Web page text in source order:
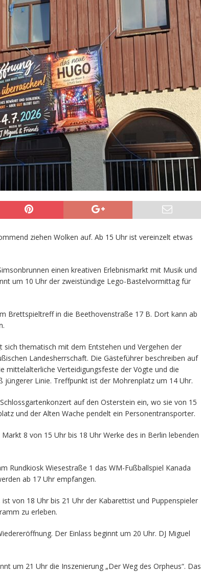
ziehen Wolken auf. Ab 15 Uhr ist vereinzelt etwas
einen kreativen Erlebnismarkt mit Musik und
um 10 Uhr der zweistündige Lego-Bastelvormittag für
Brettspieltreff in die Beethovenstraße 17 B. Dort kann ab
sich thematisch mit dem Entstehen und Vergehen der
Landesherrschaft. Die Gästeführer beschreiben auf
mittelalterliche Verteidigungsfeste der Vögte und die
jüngerer Linie. Treffpunkt ist der Mohrenplatz um 14 Uhr.
auf den Osterstein ein, wo sie von 15
und der Alten Wache pendelt ein Personentransporter.
8 von 15 Uhr bis 18 Uhr Werke des in Berlin lebenden
Rundkiosk Wiesestraße 1 das WM-Fußballspiel Kanada
ab 17 Uhr empfangen.
von 18 Uhr bis 21 Uhr der Kabarettist und Puppenspieler
zu erleben.
Der Einlass beginnt um 20 Uhr. DJ Miguel
um 21 Uhr die Inszenierung „Der Weg des Orpheus“. Das